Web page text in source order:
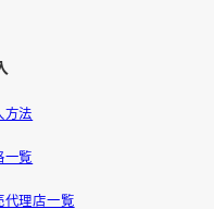
方法
一覧
代理店一覧